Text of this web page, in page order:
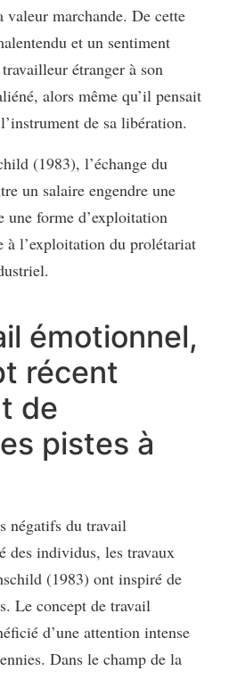
valeur marchande. De cette
et un sentiment
étranger à son
alors même qu’il pensait
de sa libération.
(1983), l’échange du
un salaire engendre une
une forme d’exploitation
à l’exploitation du prolétariat
émotionnel,
récent
de
pistes à
négatifs du travail
des individus, les travaux
(1983) ont inspiré de
Le concept de travail
d’une attention intense
Dans le champ de la